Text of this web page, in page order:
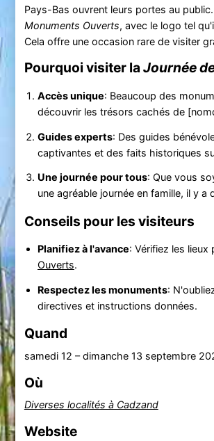
Pays-Bas ouvrent leurs portes au
Monuments Ouverts, avec le logo tel
Cela offre une occasion rare de visiter
Pourquoi visiter la Journée
Accès unique: Beaucoup des
découvrir les trésors cachés de
Guides experts: Des guides
captivantes et des faits historiques
Une journée pour tous: Que vous
une agréable journée en famille, il y
Conseils pour les visiteurs
Planifiez à l'avance: Vérifiez les lieux
Ouverts.
Respectez les monuments:
directives et instructions données.
Quand
samedi 12 –dimanche 13 septembre
Où
Diverses localités à Cadzand
Website